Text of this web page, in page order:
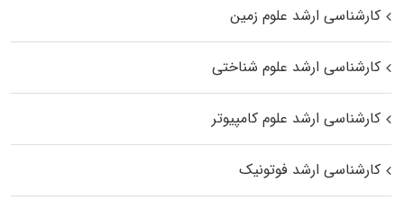
کارشناسی ارشد علوم زمین
کارشناسی ارشد علوم شناختی
کارشناسی ارشد علوم کامپیوتر
کارشناسی ارشد فوتونیک